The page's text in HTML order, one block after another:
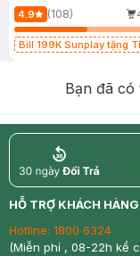
4.9 (108)
Bill 199K Sunplay tặng
Bạn đã có
return
HỖ TRỢ KHÁCH HÀNG
Hotline: 1800 6324
(Miễn phí , 08-22h kể